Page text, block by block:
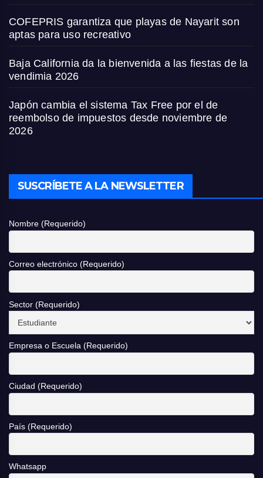
COFEPRIS garantiza que playas de Nayarit son
aptas para uso recreativo
Baja California da la bienvenida a las fiestas de la
vendimia 2026
Japón cambia el sistema Tax Free por el de
reembolso de impuestos desde noviembre de
2026
SUSCRÍBETE A LA NEWSLETTER
Nombre (Requerido)
Correo electrónico (Requerido)
Sector (Requerido)
Empresa o Escuela (Requerido)
Ciudad (Requerido)
País (Requerido)
Whatsapp